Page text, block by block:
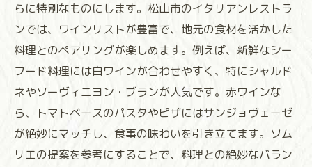
らに特別なものにします。松山市のイタリアンレストラ
ンでは、ワインリストが豊富で、地元の食材を活かした
料理とのペアリングが楽しめます。例えば、新鮮なシー
フード料理には白ワインが合わせやすく、特にシャルド
ネやソーヴィニヨン・ブランが人気です。赤ワインな
ら、トマトベースのパスタやピザにはサンジョヴェーゼ
が絶妙にマッチし、食事の味わいを引き立てます。ソム
リエの提案を参考にすることで、料理との絶妙なバラン